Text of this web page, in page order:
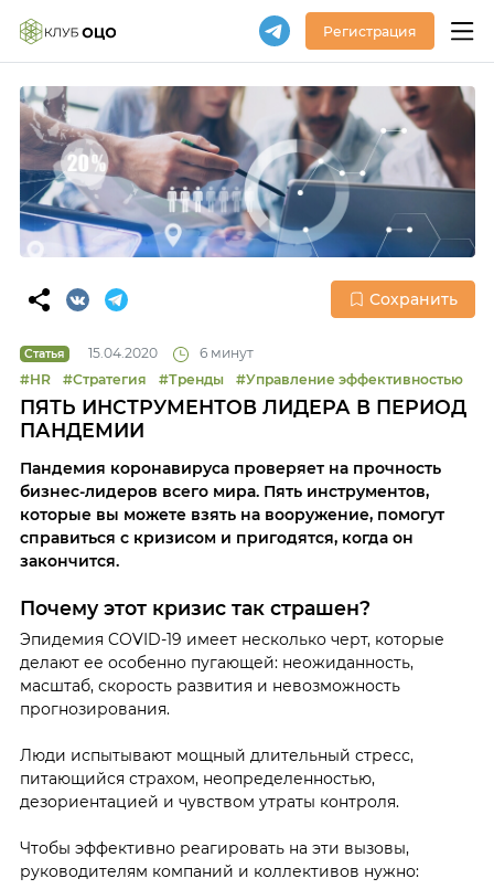
Регистрация
Сохранить
Статья 15.04.2020
6 минут
#HR
#Стратегия #Тренды #Управление эффективностью
ПЯТЬ ИНСТРУМЕНТОВ ЛИДЕРА В ПЕРИОД
ПАНДЕМИИ
Пандемия коронавируса проверяет на прочность
бизнес-лидеров всего мира. Пять инструментов,
которые вы можете взять на вооружение, помогут
справиться с кризисом и пригодятся, когда он
закончится.
Почему этот кризис так страшен?
Эпидемия COVID-19 имеет несколько черт, которые
делают ее особенно пугающей: неожиданность,
масштаб, скорость развития и невозможность
прогнозирования.
Люди испытывают мощный длительный стресс,
питающийся страхом, неопределенностью,
дезориентацией и чувством утраты контроля.
Чтобы эффективно реагировать на эти вызовы,
руководителям компаний и коллективов нужно: